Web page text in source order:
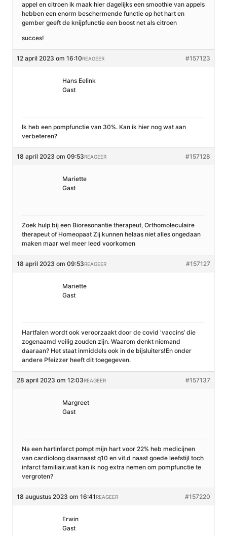
appel en citroen ik maak hier dagelijks een smoothie van appels
hebben een enorm beschermende functie op het hart en
gember geeft de knijpfunctie een boost net als citroen
succes!
12 april 2023 om 16:10 #157123
REAGEER
Hans Eelink
Gast
Ik heb een pompfunctie van 30%. Kan ik hier nog wat aan
verbeteren?
18 april 2023 om 09:53 #157128
REAGEER
Mariette
Gast
Zoek hulp bij een Bioresonantie therapeut, Orthomoleculaire
therapeut of Homeopaat Zij kunnen helaas niet alles ongedaan
maken maar wel meer leed voorkomen
18 april 2023 om 09:53 #157127
REAGEER
Mariette
Gast
Hartfalen wordt ook veroorzaakt door de covid ‘vaccins’ die
zogenaamd veilig zouden zijn. Waarom denkt niemand
daaraan? Het staat inmiddels ook in de bijsluiters!En onder
andere Pfeizzer heeft dit toegegeven.
28 april 2023 om 12:03 #157137
REAGEER
Margreet
Gast
Na een hartinfarct pompt mijn hart voor 22% heb medicijnen
van cardioloog daarnaast q10 en vit.d naast goede leefstijl toch
infarct familiair.wat kan ik nog extra nemen om pompfunctie te
vergroten?
18 augustus 2023 om 16:41 #157220
REAGEER
Erwin
Gast